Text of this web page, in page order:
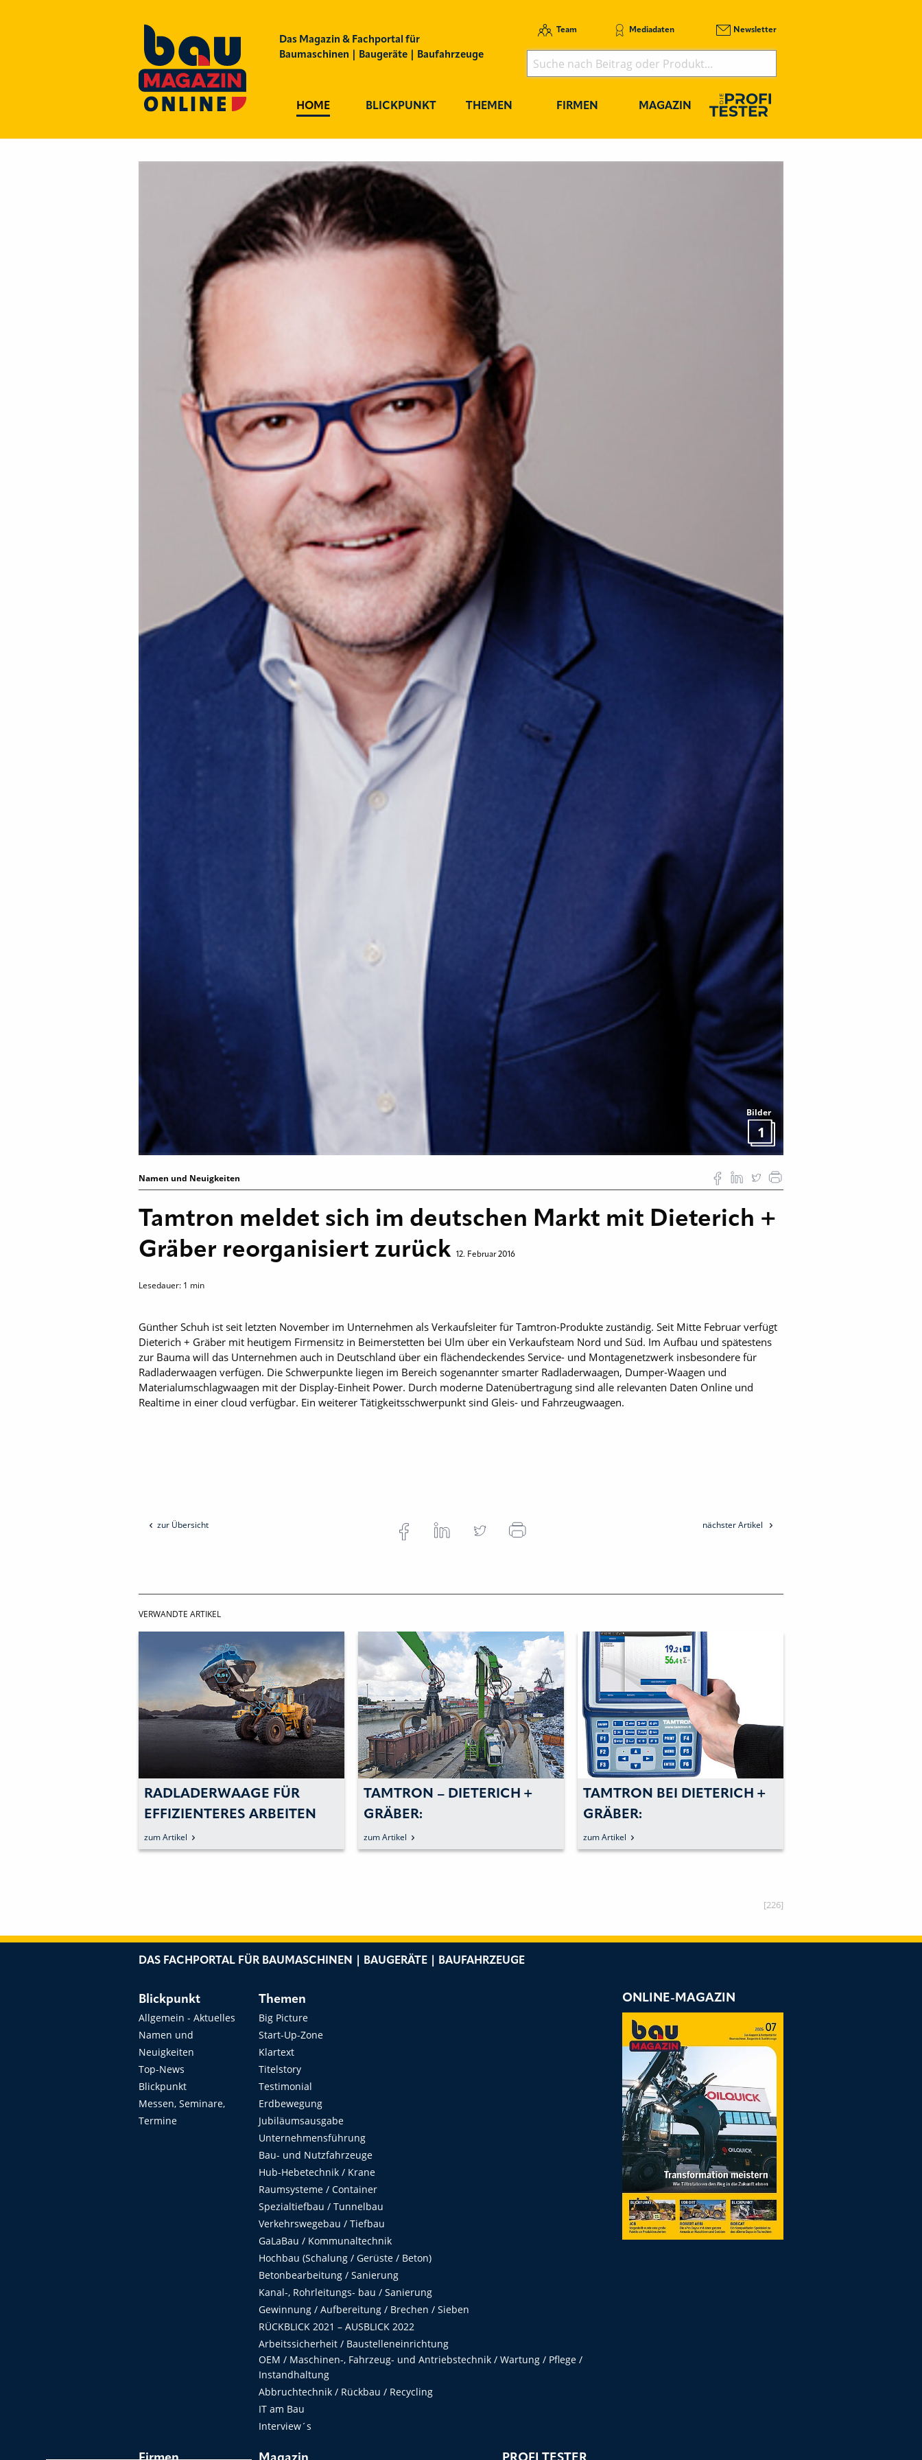
Das Magazin & Fachportal für
Baumaschinen | Baugeräte | Baufahrzeuge
Team Mediadaten Newsletter
HOME BLICKPUNKT THEMEN FIRMEN MAGAZIN
Bilder
1
Namen und Neuigkeiten
Tamtron meldet sich im deutschen Markt mit Dieterich +
Gräber reorganisiert zurück
12. Februar 2016
Lesedauer: 1 min
Günther Schuh ist seit letzten November im Unter­nehmen als Verkaufsleiter für Tamtron-Produkte zuständig. Seit ­Mitte Februar verfügt
Dieterich + Gräber mit heutigem ­Firmensitz in Beimerstetten bei Ulm über ein Verkaufsteam Nord und Süd. Im Aufbau und spätestens
zur Bauma will das Unternehmen auch in Deutschland über ein flächen­deckendes Service- und Montagenetzwerk insbesondere für
Radladerwaagen verfügen. Die Schwerpunkte liegen im ­Bereich sogenannter smarter ­Radladerwaagen, Dumper-Waagen und
Materialumschlagwaagen mit der Display-Einheit Power. Durch moderne ­Datenübertragung sind alle relevanten ­Daten Online und
Realtime in einer cloud verfügbar. Ein weiterer Tätigkeitsschwerpunkt sind Gleis- und Fahrzeugwaagen.
zur Übersicht nächster Artikel
VERWANDTE ARTIKEL
RADLADERWAAGE FÜR
EFFIZIENTERES ARBEITEN
zum Artikel
TAMTRON – DIETERICH +
GRÄBER:
MATERIALUMSCHLAGWAAGEN
MIT CLOUD-ANBINDUNG
zum Artikel
TAMTRON BEI DIETERICH +
GRÄBER:
UMSCHLAGBAGGERWAAGE
MIT BAUARTZULASSUNG
zum Artikel
[226]
DAS FACHPORTAL FÜR BAUMASCHINEN | BAUGERÄTE | BAUFAHRZEUGE
Blickpunkt
Allgemein - Aktuelles
Namen und
Neuigkeiten
Top-News
Blickpunkt
Messen, Seminare,
Termine
Themen
Big Picture
Start-Up-Zone
Klartext
Titelstory
Testimonial
Erdbewegung
Jubiläumsausgabe
Unternehmensführung
Bau- und Nutzfahrzeuge
Hub-Hebetechnik / Krane
Raumsysteme / Container
Spezialtiefbau / Tunnelbau
Verkehrswegebau / Tiefbau
GaLaBau / Kommunaltechnik
Hochbau (Schalung / Gerüste / Beton)
Betonbearbeitung / Sanierung
Kanal-, Rohrleitungs- bau / Sanierung
Gewinnung / Aufbereitung / Brechen / Sieben
RÜCKBLICK 2021 – AUSBLICK 2022
Arbeitssicherheit / Baustelleneinrichtung
OEM / Maschinen-, Fahrzeug- und Antriebstechnik / Wartung / Pflege /
Instandhaltung
Abbruchtechnik / Rückbau / Recycling
IT am Bau
Interview´s
ONLINE-MAGAZIN